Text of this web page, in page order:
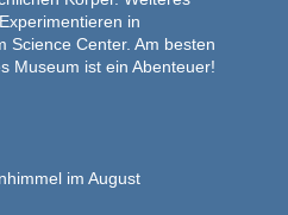
in
Science Center. Am besten
Museum ist ein Abenteuer!
im August